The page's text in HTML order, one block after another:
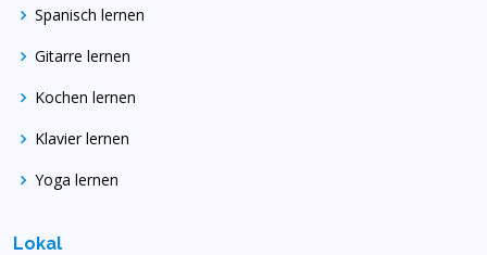
Spanisch lernen
Gitarre lernen
Kochen lernen
Klavier lernen
Yoga lernen
Lokal